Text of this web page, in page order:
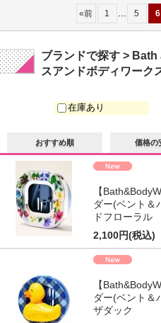
ブランドで探す >
スアンドボディワーク
おすすめ順 価格の
在庫あり
«前 1 5 6
【
ダー(ベント＆
ドフローラル
2,100円(税込)
【
ダー(ベント＆
ザダック